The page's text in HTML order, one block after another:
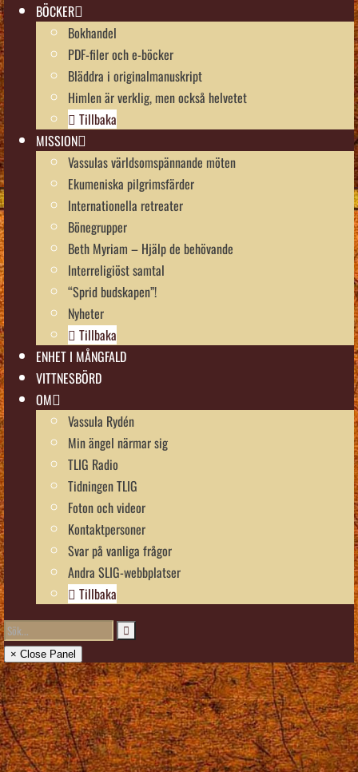
BÖCKER
Bokhandel
PDF-filer och e-böcker
Bläddra i originalmanuskript
Himlen är verklig, men också helvetet
Tillbaka
MISSION
Vassulas världsomspännande möten
Ekumeniska pilgrimsfärder
Internationella retreater
Bönegrupper
Beth Myriam – Hjälp de behövande
Interreligiöst samtal
“Sprid budskapen”!
Nyheter
Tillbaka
ENHET I MÅNGFALD
VITTNESBÖRD
OM
Vassula Rydén
Min ängel närmar sig
TLIG Radio
Tidningen TLIG
Foton och videor
Kontaktpersoner
Svar på vanliga frågor
Andra SLIG-webbplatser
Tillbaka
× Close Panel